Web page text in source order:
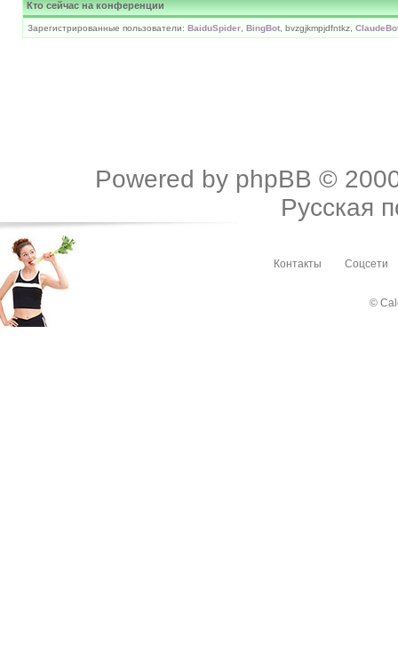
Кто сейчас на конференции
Зарегистрированные пользователи: BaiduSpider BingBot , bvzgjkmpjdfntkz,
Powered by phpBB ©
Русская
Контакты Соцсети
©